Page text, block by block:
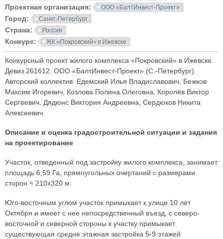
Проектная организация: ООО «БалтИнвест-Проект»
Город: Санкт-Петербург
Страна: Россия
Конкурс: ЖК «Покровский» в Ижевске
Конкурсный проект жилого комплекса «Покровский» в Ижевске.
Девиз 261612. ООО «БалтИнвест-Проект» (С.-Петербург).
Авторский коллектив: Едемский Илья Владиславович, Бежков
Максим Игоревич, Козлова Полина Олеговна, Королёв Виктор
Сергеевич, Дядюнс Виктория Андреевна, Сердюков Никита
Алексеевич
Описание и оценка градостроительной ситуации и задания
на проектирование
Участок, отведенный под застройку жилого комплекса, занимает
площадь 6,59 Га, прямоугольных очертаний с размерами
сторон ≈ 210х320 м.
Юго-восточным углом участок примыкает к улице 10 лет
Октября и имеет с нее непосредственный въезд, с северо-
восточной и северной стороны к участку примыкает
существующая средне этажная застройка 5-9 этажей